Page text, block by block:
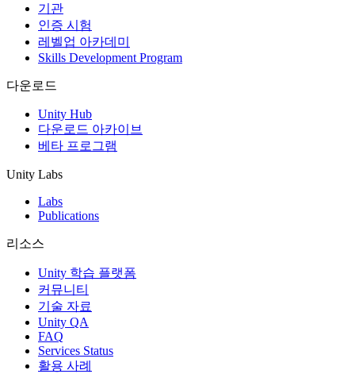
XR 게임
여러 플랫폼에서 XR 게임을 출시하세요.
멀티플레이어 게임
멀티플레이어 게임 개발을 간소화하세요.
기관
인증 시험
레벨업 아카데미
Skills Development Program
다운로드
Unity Hub
다운로드 아카이브
베타 프로그램
Unity Labs
Labs
Publications
리소스
Unity 학습 플랫폼
커뮤니티
기술 자료
Unity QA
FAQ
Services Status
활용 사례